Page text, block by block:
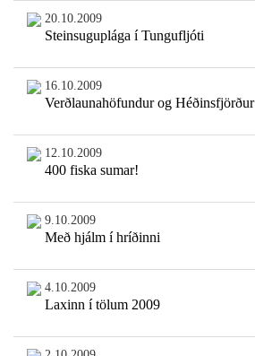
20.10.2009
Steinsuguplága í Tungufljóti
16.10.2009
Verðlaunahöfundur og Héðinsfjörður
12.10.2009
400 fiska sumar!
9.10.2009
Með hjálm í hríðinni
4.10.2009
Laxinn í tölum 2009